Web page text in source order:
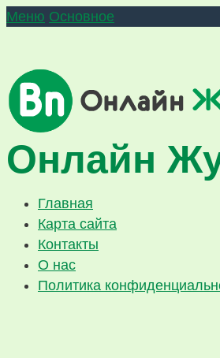
Меню Основное
Онлайн
Главная
Карта сайта
Контакты
О нас
Политика